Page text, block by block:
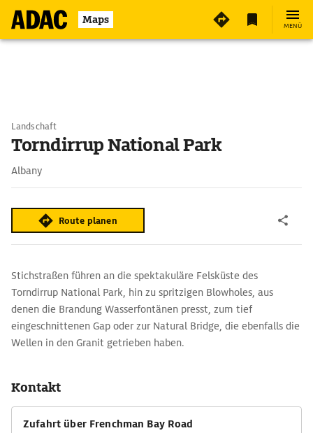
Maps MENÜ
Landschaft
Torndirrup National Park
Albany
Route planen
Stichstraßen führen an die spektakuläre Felsküste des
Torndirrup National Park, hin zu spritzigen Blowholes, aus
denen die Brandung Wasserfontänen presst, zum tief
eingeschnittenen Gap oder zur Natural Bridge, die ebenfalls die
Wellen in den Granit getrieben haben.
Kontakt
Zufahrt über Frenchman Bay Road